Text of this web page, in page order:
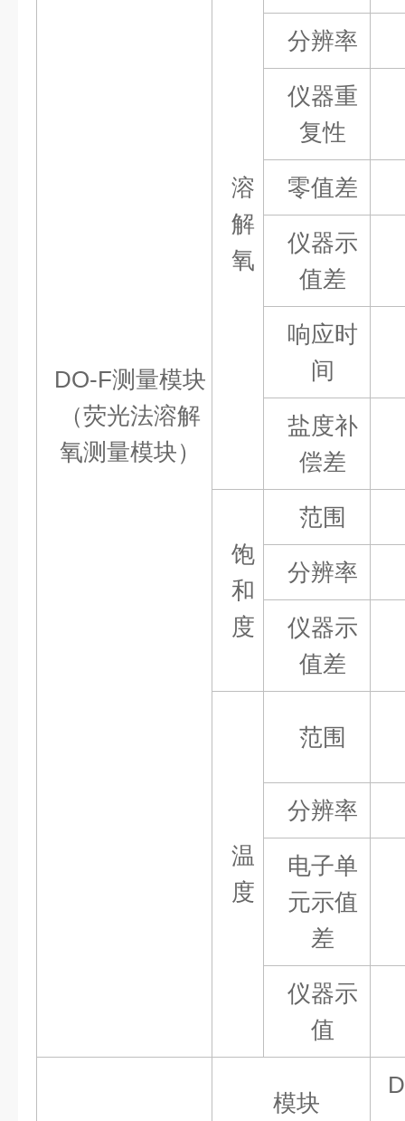
DO-F测量模块
（荧光法溶解
氧测量模块）
溶
解
氧
分辨率
仪器重
复性
零值差
仪器示
值差
响应时
间
盐度补
偿差
饱
和
度
范围
分辨率
仪器示
值差
温
度
范围
分辨率
电子单
元示值
差
仪器示
值
模块